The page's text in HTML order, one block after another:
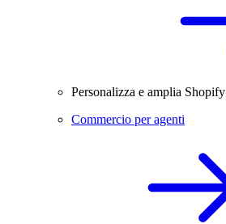
Personalizza e amplia Shopify
Commercio per agenti